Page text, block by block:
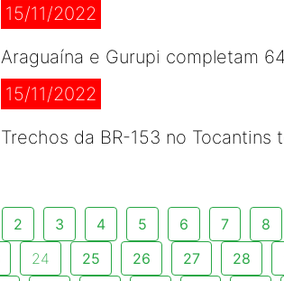
15/11/2022
Araguaína e Gurupi completam
15/11/2022
Trechos da BR-153 no
2 3 4 5 6 7 8
24 25 26 27 28